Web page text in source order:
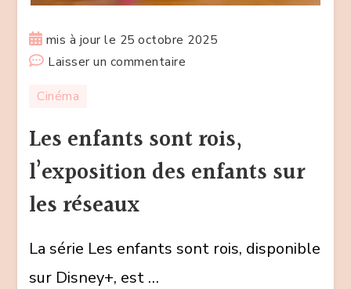
mis à jour le 25 octobre 2025
Laisser un commentaire
rois,
l’exposition
les
Cinéma
Les enfants sont rois,
l’exposition des enfants sur
les réseaux
La série Les enfants sont rois, disponible
sur Disney+, est …